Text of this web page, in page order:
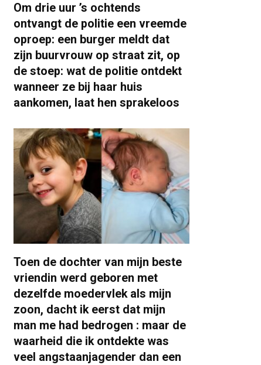
Om drie uur ’s ochtends
ontvangt de politie een vreemde
oproep: een burger meldt dat
zijn buurvrouw op straat zit, op
de stoep: wat de politie ontdekt
wanneer ze bij haar huis
aankomen, laat hen sprakeloos
Toen de dochter van mijn beste
vriendin werd geboren met
dezelfde moedervlek als mijn
zoon, dacht ik eerst dat mijn
man me had bedrogen : maar de
waarheid die ik ontdekte was
veel angstaanjagender dan een